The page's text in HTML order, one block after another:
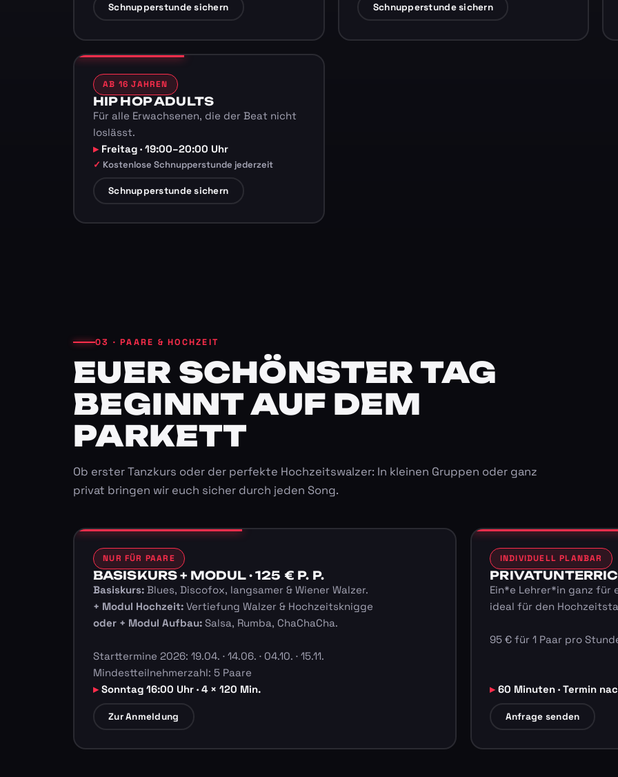
Schnupperstunde sichern Schnupperstunde sichern
AB 16 JAHREN
HIP HOP ADULTS
Für alle Erwachsenen, die der Beat nicht
loslässt.
Freitag · 19:00–20:00 Uhr
Kostenlose Schnupperstunde jederzeit
Schnupperstunde sichern
03 · PAARE & HOCHZEIT
EUER SCHÖNSTER TAG
BEGINNT AUF DEM
PARKETT
Ob erster Tanzkurs oder der perfekte Hochzeitswalzer: In kleinen Gruppen oder ganz
privat bringen wir euch sicher durch jeden Song.
NUR FÜR PAARE
BASISKURS + MODUL · 125 € P. P.
Basiskurs:Blues, Discofox, langsamer & Wiener Walzer.
+ Modul Hochzeit:Vertiefung Walzer & Hochzeitsknigge
oder + Modul Aufbau:Salsa, Rumba, ChaChaCha.
Starttermine 2026: 19.04. · 14.06. · 04.10. · 15.11.
Mindestteilnehmerzahl: 5 Paare
Sonntag 16:00 Uhr · 4 × 120 Min.
Zur Anmeldung
INDIVIDUELL PLANBAR
Ein*e Lehrer*in ganz für
ideal für den
95 € für 1 Paar pro
60 Minuten · Termin
Anfrage senden